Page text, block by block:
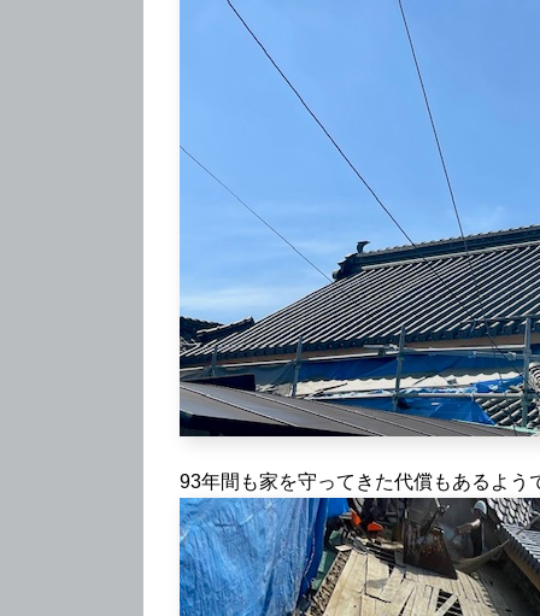
93年間も家を守ってきた代償もあるよ